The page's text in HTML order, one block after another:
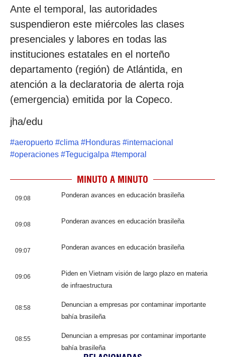
Ante el temporal, las autoridades
suspendieron este miércoles las clases
presenciales y labores en todas las
instituciones estatales en el norteño
departamento (región) de Atlántida, en
atención a la declaratoria de alerta roja
(emergencia) emitida por la Copeco.
jha/edu
#aeropuerto #clima #Honduras #internacional
#operaciones #Tegucigalpa #temporal
MINUTO A MINUTO
09:08 Ponderan avances en educación brasileña
09:08 Ponderan avances en educación brasileña
09:07 Ponderan avances en educación brasileña
09:06
Piden en Vietnam visión de largo plazo en materia
de infraestructura
08:58
Denuncian a empresas por contaminar importante
bahía brasileña
08:55
Denuncian a empresas por contaminar importante
bahía brasileña